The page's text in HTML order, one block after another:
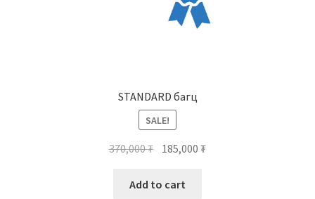
STANDARD багц
SALE!
370,000₮ 185,000₮
Add to cart